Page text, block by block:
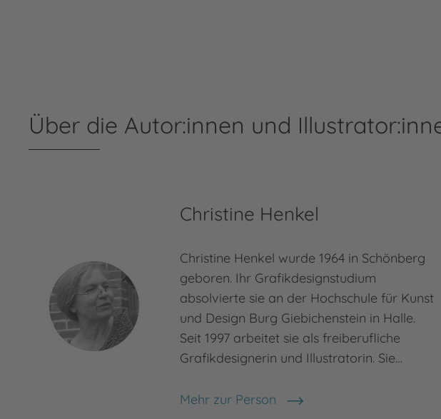
Über die Autor:innen und
Christine Henkel
Christine Henkel wurde 1964 in Schönberg
geboren. Ihr Grafikdesignstudium
absolvierte sie an der Hochschule für Kunst
und Design Burg Giebichenstein in Halle.
Seit 1997 arbeitet sie als freiberufliche
Grafikdesignerin und Illustratorin. Sie…
Mehr zur Person
Christine Henkel